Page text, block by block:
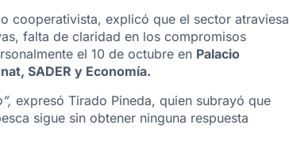
cooperativista, explicó que el sector atraviesa
, falta de claridad en los compromisos
el 10 de octubre en Palacio
SADER y Economía.
expresó Tirado Pineda, quien subrayó que
sigue sin obtener ninguna respuesta